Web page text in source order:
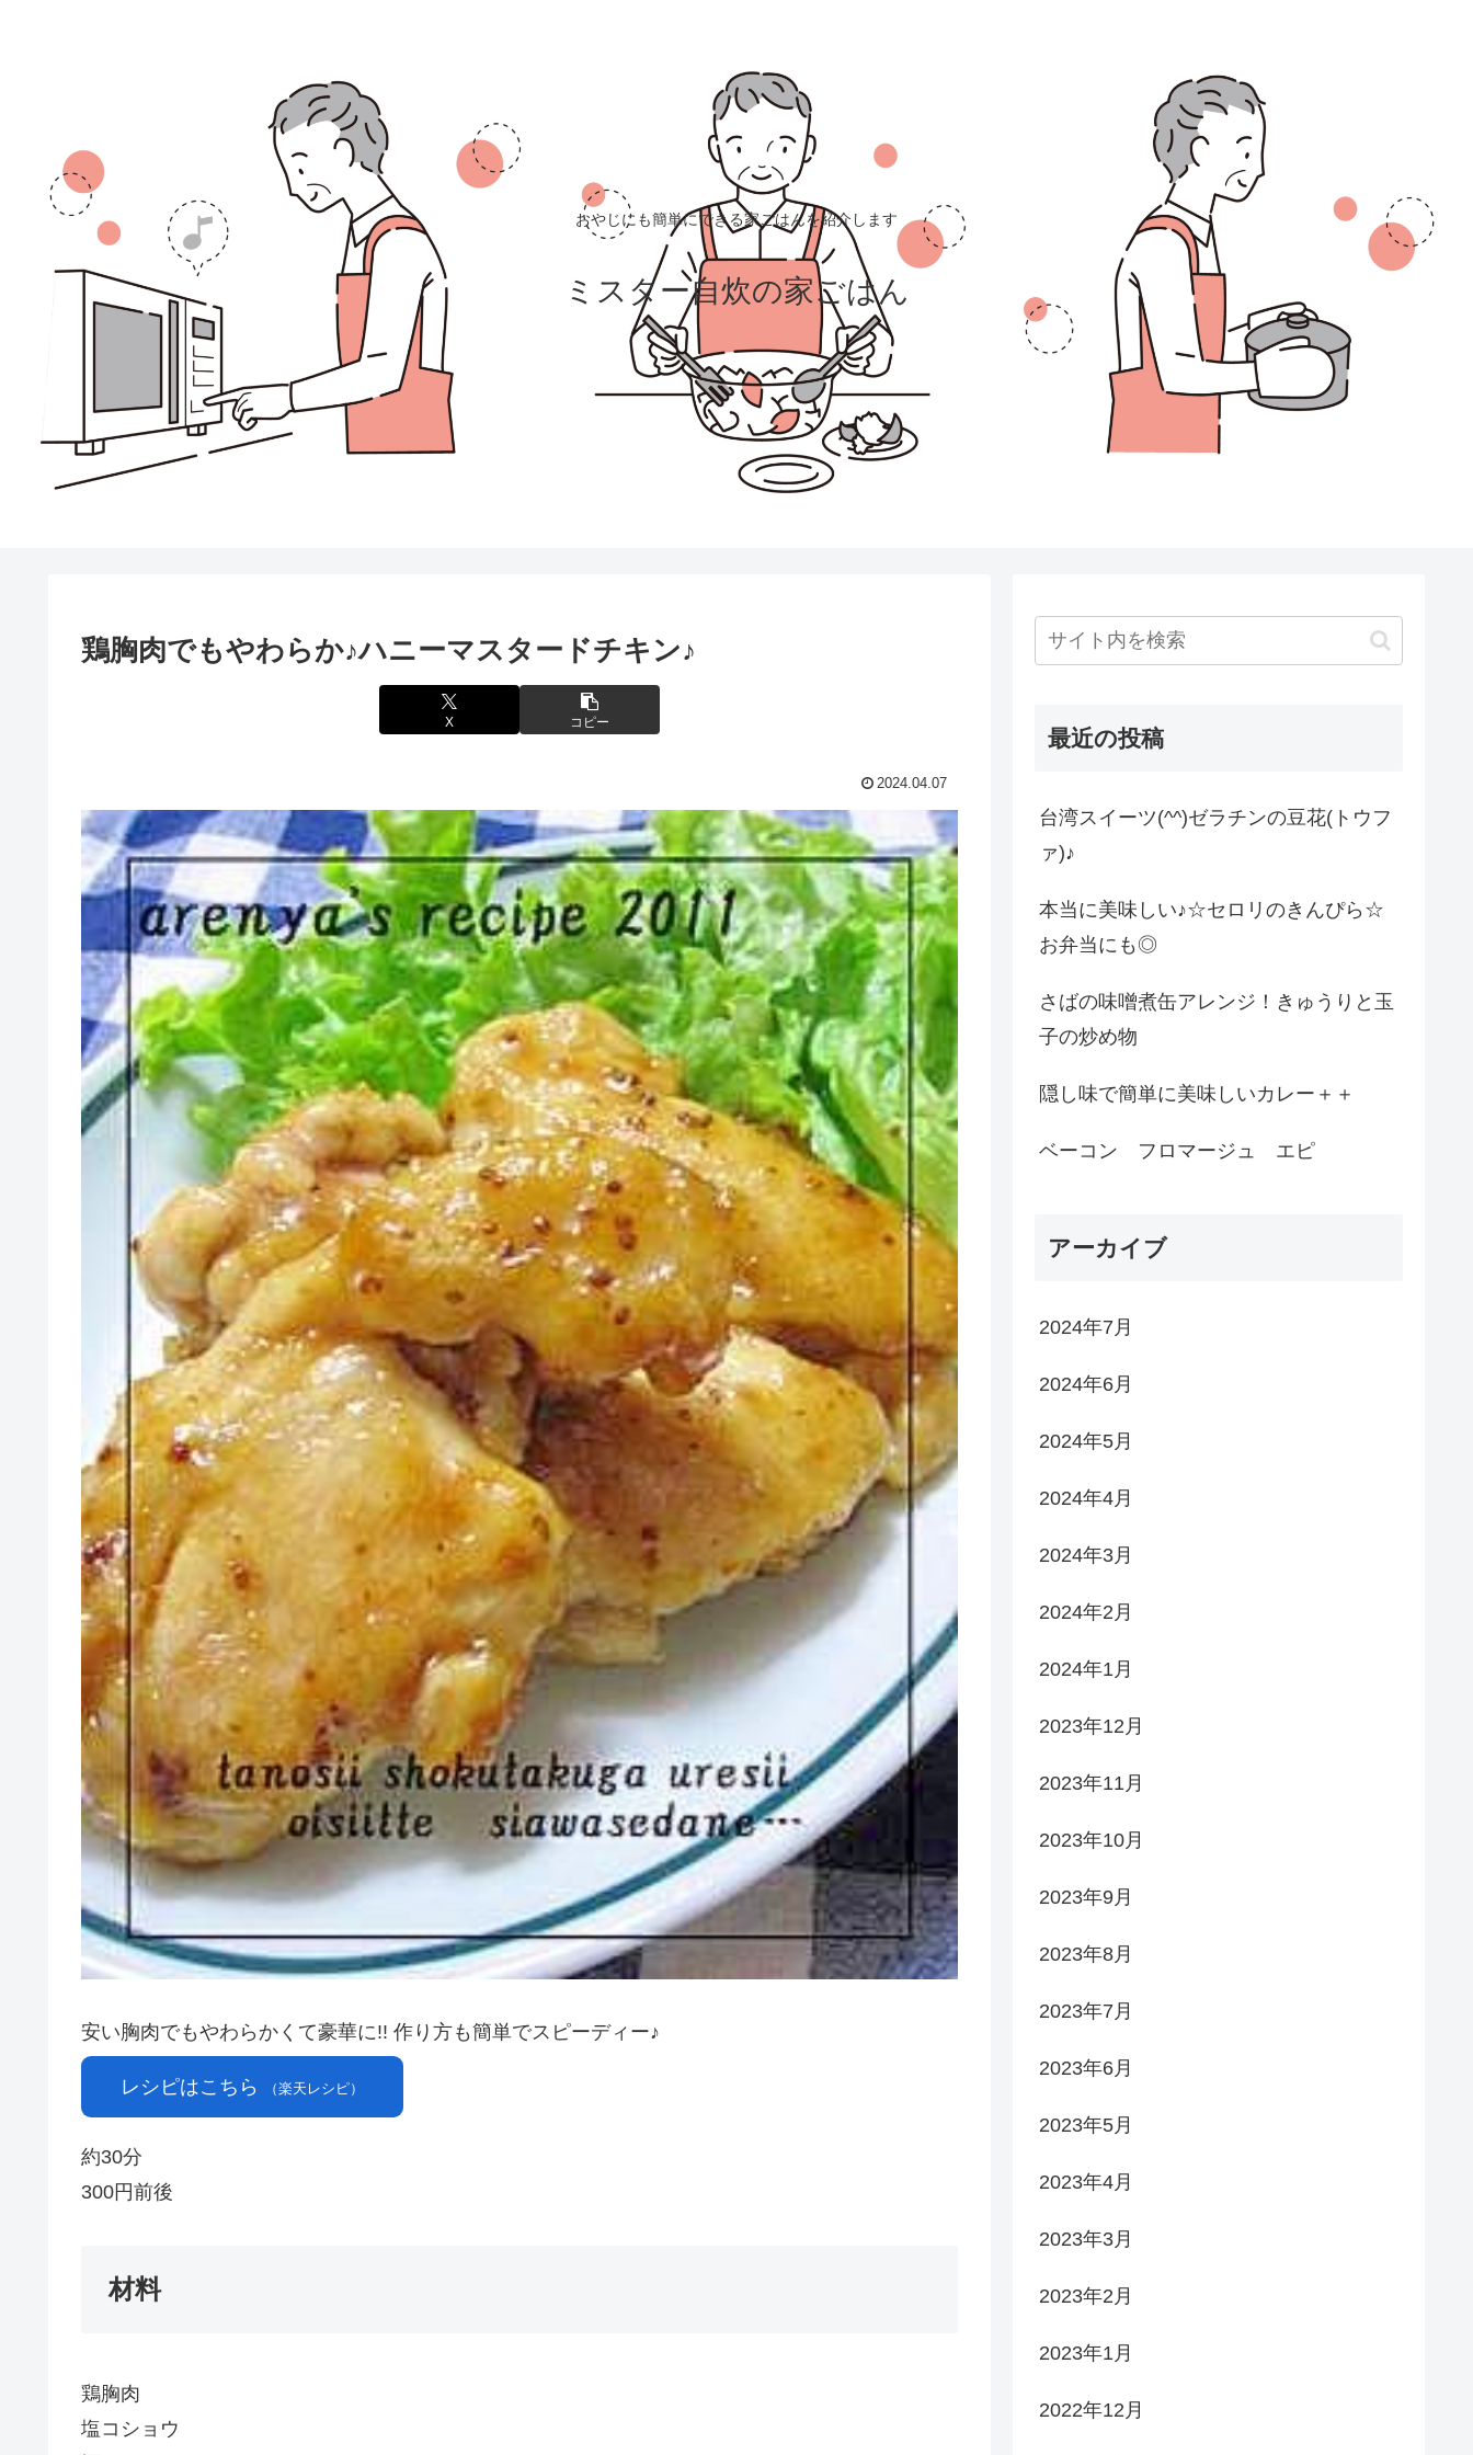
おやじにも簡単にできる家ごはんを紹介します
ミスター自炊の家ごはん
鶏胸肉でもやわらか♪ハニーマスタードチキン♪
X コピー
2024.04.07
安い胸肉でもやわらかくて豪華に!! 作り方も簡単でスピーディー♪
レシピはこちら （楽天レシピ）
約30分
300円前後
材料
鶏胸肉
塩コショウ
最近の投稿
台湾スイーツ(^^)ゼラチンの豆花(トウフ
ァ)♪
本当に美味しい♪☆セロリのきんぴら☆
お弁当にも◎
さばの味噌煮缶アレンジ！きゅうりと玉
子の炒め物
隠し味で簡単に美味しいカレー＋＋
ベーコン フロマージュ エピ
アーカイブ
2024年7月
2024年6月
2024年5月
2024年4月
2024年3月
2024年2月
2024年1月
2023年12月
2023年11月
2023年10月
2023年9月
2023年8月
2023年7月
2023年6月
2023年5月
2023年4月
2023年3月
2023年2月
2023年1月
2022年12月